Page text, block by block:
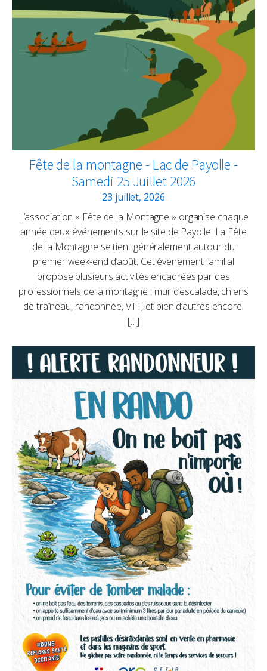
Fête de la montagne - Lac de Payolle -
Samedi 25 Juillet 2026
23 juillet, 2026
L’association « Fête de la Montagne » organise chaque
année deux événements sur le site de Payolle. La Fête
de la Montagne se tient généralement autour du
premier week-end d’août. Cet événement familial
propose plusieurs activités encadrées par des
professionnels de la montagne : mur d’escalade, chiens
de traîneau, randonnée, VTT, et bien d’autres encore.
[…]